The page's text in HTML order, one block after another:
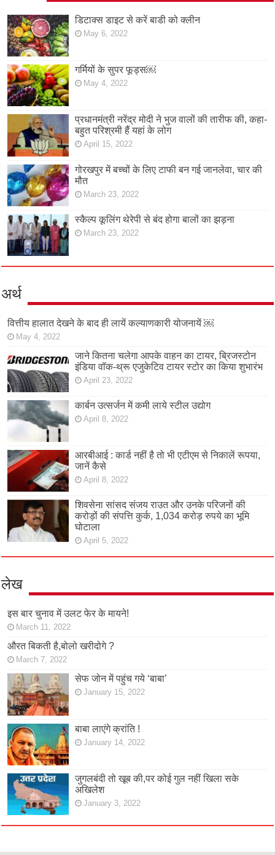
डिटाक्स डाइट से करें बाडी को क्लीन
May 6, 2022
गर्मियों के सुपर फूड्स￼
May 4, 2022
प्रधानमंत्री नरेंद्र मोदी ने भुज वालों की तारीफ की, कहा-
बहुत परिश्रमी हैं यहां के लोग
April 15, 2022
गोरखपुर में बच्चों के लिए टाफी बन गई जानलेवा, चार की
मौत
March 23, 2022
स्कैल्प कूलिंग थेरेपी से बंद होगा बालों का झड़ना
March 23, 2022
अर्थ
वित्तीय हालात देखने के बाद ही लायें कल्याणकारी योजनायें ￼
May 4, 2022
जाने कितना चलेगा आपके वाहन का टायर, ब्रिजस्टोन
इंडिया वॉक-थ्रू एजुकेटिव टायर स्टोर का किया शुभारंभ
April 23, 2022
कार्बन उत्सर्जन में कमी लाये स्टील उद्योग
April 8, 2022
आरबीआई : कार्ड नहीं है तो भी एटीएम से निकालें रूपया,
जानें कैसे
April 8, 2022
शिवसेना सांसद संजय राउत और उनके परिजनों की
करोड़ों की संपत्ति कुर्क, 1,034 करोड़ रुपये का भूमि
घोटाला
April 5, 2022
लेख
इस बार चुनाव में उलट फेर के मायने!
March 11, 2022
औरत बिकती है,बोलो खरीदोगे ?
March 7, 2022
सेफ जोन में पहुंच गये ‘बाबा’
January 15, 2022
बाबा लाएंगे क्रांति !
January 14, 2022
जुगलबंदी तो खूब की,पर कोई गुल नहीं खिला सके
अखिलेश
January 3, 2022